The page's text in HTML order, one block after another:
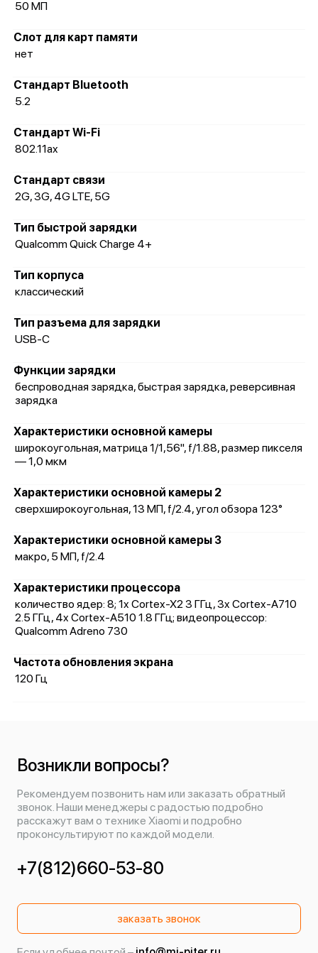
50 МП
Слот для карт памяти
нет
Стандарт Bluetooth
5.2
Стандарт Wi-Fi
802.11ax
Стандарт связи
2G, 3G, 4G LTE, 5G
Тип быстрой зарядки
Qualcomm Quick Charge 4+
Тип корпуса
классический
Тип разъема для зарядки
USB-C
Функции зарядки
беспроводная зарядка, быстрая зарядка, реверсивная
зарядка
Характеристики основной камеры
широкоугольная, матрица 1/1,56", f/1.88, размер пикселя
— 1,0 мкм
Характеристики основной камеры 2
сверхширокоугольная, 13 МП, f/2.4, угол обзора 123°
Характеристики основной камеры 3
макро, 5 МП, f/2.4
Характеристики процессора
количество ядер: 8; 1x Cortex-X2 3 ГГц, 3x Cortex-A710
2.5 ГГц, 4x Cortex-A510 1.8 ГГц; видеопроцессор:
Qualcomm Adreno 730
Частота обновления экрана
120 Гц
Возникли вопросы?
Рекомендуем позвонить нам или заказать обратный
звонок. Наши менеджеры с радостью подробно
расскажут вам о технике Xiaomi и подробно
проконсультируют по каждой модели.
+7(812)660-53-80
заказать звонок